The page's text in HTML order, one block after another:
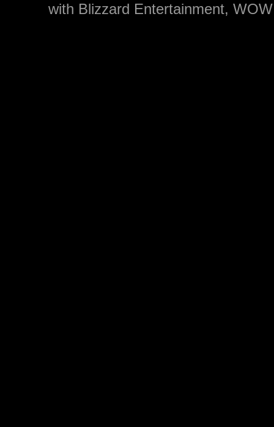
with Blizzard Entertainment,